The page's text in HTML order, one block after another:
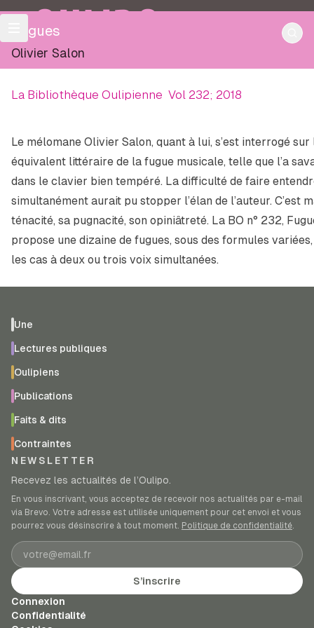
OULIPO
Fugues
Olivier Salon
La Bibliothèque Oulipienne Vol 232; 2018
Le mélomane Olivier Salon, quant à lui, s’est interrogé
équivalent littéraire de la fugue musicale, telle que l’a
dans le clavier bien tempéré. La difficulté de faire
simultanément aurait pu stopper l’élan de l’auteur. C’est
ténacité, sa pugnacité, son opiniâtreté. La BO n° 232,
propose une dizaine de fugues, sous des formules
les cas à deux ou trois voix simultanées.
Une
Lectures publiques
Oulipiens
Publications
Faits & dits
Contraintes
NEWSLETTER
Recevez les actualités de l’Oulipo.
En vous inscrivant, vous acceptez de recevoir nos actualités par e-mail
via Brevo. Votre adresse est utilisée uniquement pour cet envoi et vous
pourrez vous désinscrire à tout moment. Politique de confidentialité.
Adresse e-mail
S’inscrire
Connexion
Confidentialité